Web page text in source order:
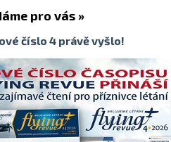
pro vás »
číslo 4 právě vyšlo!